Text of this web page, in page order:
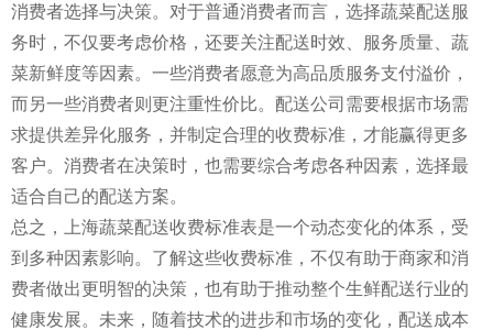
消费者选择与决策。对于普通消费者而言，选择蔬菜配送服
务时，不仅要考虑价格，还要关注配送时效、服务质量、蔬
菜新鲜度等因素。一些消费者愿意为高品质服务支付溢价，
而另一些消费者则更注重性价比。配送公司需要根据市场需
求提供差异化服务，并制定合理的收费标准，才能赢得更多
客户。消费者在决策时，也需要综合考虑各种因素，选择最
适合自己的配送方案。
总之，上海蔬菜配送收费标准表是一个动态变化的体系，受
到多种因素影响。了解这些收费标准，不仅有助于商家和消
费者做出更明智的决策，也有助于推动整个生鲜配送行业的
健康发展。未来，随着技术的进步和市场的变化，配送成本